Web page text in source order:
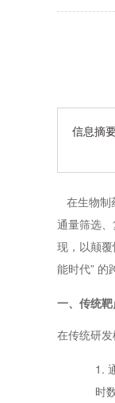
信息摘
在生物制
通量筛选
现，以颠
能时代” 的
一、传统
在传统研
1.
时